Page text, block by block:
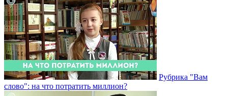
Рубрика "Вам
слово": на что потратить миллион?